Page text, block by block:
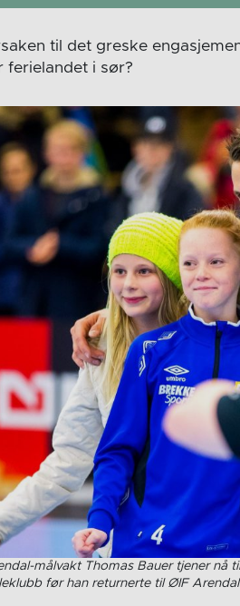
til det greske
i sør?
målvakt Thomas Bauer tjener nå
før han returnerte til ØIF